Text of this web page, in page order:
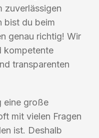
zuverlässigen
bist du beim
genau richtig! Wir
kompetente
transparenten
eine große
mit vielen Fragen
ist. Deshalb